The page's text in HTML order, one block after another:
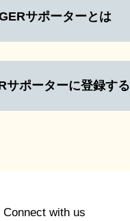
サポーターとは
サポーターに登録する
Connect with us